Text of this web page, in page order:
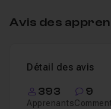
Avis des
Détail des avis
393
Apprenants
9